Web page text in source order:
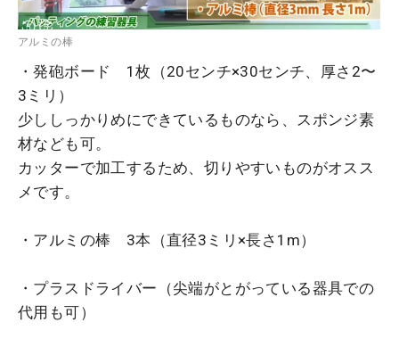
アルミの棒
・発砲ボード 1枚（20センチ×30センチ、厚さ2〜
3ミリ）
少ししっかりめにできているものなら、スポンジ素
材なども可。
カッターで加工するため、切りやすいものがオスス
メです。
・アルミの棒 3本（直径3ミリ×長さ1m）
・プラスドライバー（尖端がとがっている器具での
代用も可）